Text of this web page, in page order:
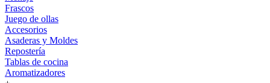
Frascos
Juego de ollas
Accesorios
Asaderas y Moldes
Repostería
Tablas de cocina
Aromatizadores